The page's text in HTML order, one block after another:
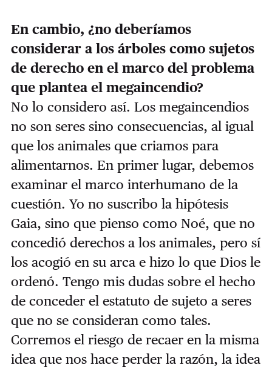
En cambio, ¿no deberíamos
considerar a los árboles como sujetos
de derecho en el marco del problema
que plantea el megaincendio?
No lo considero así. Los megaincendios
no son seres sino consecuencias, al igual
que los animales que criamos para
alimentarnos. En primer lugar, debemos
examinar el marco interhumano de la
cuestión. Yo no suscribo la hipótesis
Gaia, sino que pienso como Noé, que no
concedió derechos a los animales, pero sí
los acogió en su arca e hizo lo que Dios le
ordenó. Tengo mis dudas sobre el hecho
de conceder el estatuto de sujeto a seres
que no se consideran como tales.
Corremos el riesgo de recaer en la misma
idea que nos hace perder la razón, la idea